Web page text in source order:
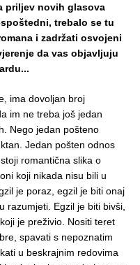
priljev novih glasova
trebalo se tu
i zadržati osvojeni
da vas objavljuju
ima dovoljan broj
im ne treba još jedan
Nego jedan pošteno
Jedan pošten odnos
romantična slika o
koji nikada nisu bili u
je poraz, egzil je biti onaj
razumjeti. Egzil je biti bivši,
je preživio. Nositi teret
spavati s nepoznatim
u beskrajnim redovima